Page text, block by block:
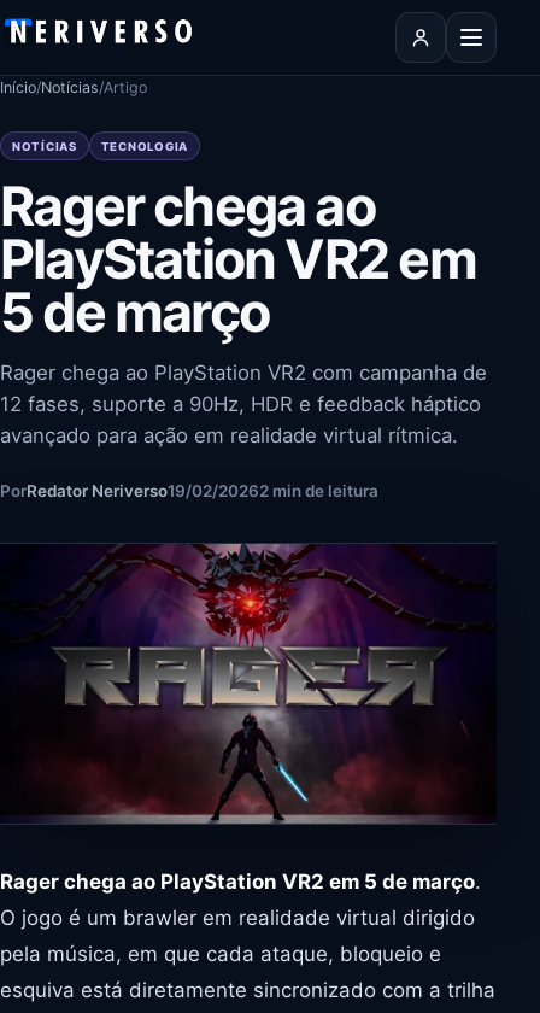
Pular para o conteúdo
Abrir
Início/Notícias/Artigo
NOTÍCIAS TECNOLOGIA
Rager chega ao
PlayStation VR2 em
5 de março
Rager chega ao PlayStation VR2 com campanha de
12 fases, suporte a 90Hz, HDR e feedback háptico
avançado para ação em realidade virtual rítmica.
PorRedator Neriverso19/02/20262 min de leitura
Rager chega ao PlayStation VR2 em 5 de março.
O jogo é um brawler em realidade virtual dirigido
pela música, em que cada ataque, bloqueio e
esquiva está diretamente sincronizado com a trilha